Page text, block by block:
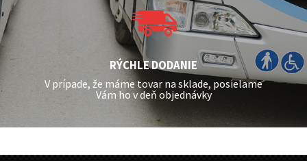
RÝCHLE DODANIE
V prípade, že máme tovar na sklade, posielame
Vám ho v deň objednávky